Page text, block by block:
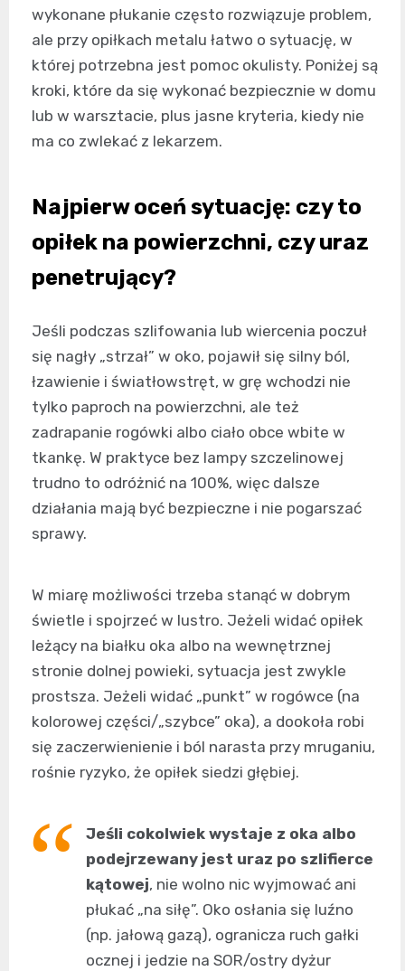
wykonane płukanie często rozwiązuje problem,
ale przy opiłkach metalu łatwo o sytuację, w
której potrzebna jest pomoc okulisty. Poniżej są
kroki, które da się wykonać bezpiecznie w domu
lub w warsztacie, plus jasne kryteria, kiedy nie
ma co zwlekać z lekarzem.
Najpierw oceń sytuację: czy to
opiłek na powierzchni, czy uraz
penetrujący?
Jeśli podczas szlifowania lub wiercenia poczuł
się nagły „strzał” w oko, pojawił się silny ból,
łzawienie i światłowstręt, w grę wchodzi nie
tylko paproch na powierzchni, ale też
zadrapanie rogówki albo ciało obce wbite w
tkankę. W praktyce bez lampy szczelinowej
trudno to odróżnić na 100%, więc dalsze
działania mają być bezpieczne i nie pogarszać
sprawy.
W miarę możliwości trzeba stanąć w dobrym
świetle i spojrzeć w lustro. Jeżeli widać opiłek
leżący na białku oka albo na wewnętrznej
stronie dolnej powieki, sytuacja jest zwykle
prostsza. Jeżeli widać „punkt” w rogówce (na
kolorowej części/„szybce” oka), a dookoła robi
się zaczerwienienie i ból narasta przy mruganiu,
rośnie ryzyko, że opiłek siedzi głębiej.
Jeśli cokolwiek wystaje z oka albo
podejrzewany jest uraz po szlifierce
kątowej, nie wolno nic wyjmować ani
płukać „na siłę”. Oko osłania się luźno
(np. jałową gazą), ogranicza ruch gałki
ocznej i jedzie na SOR/ostry dyżur